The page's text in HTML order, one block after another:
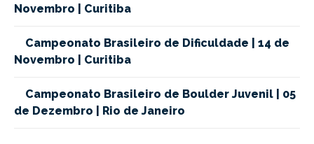
Novembro | Curitiba
Campeonato Brasileiro de Dificuldade | 14 de
Novembro | Curitiba
Campeonato Brasileiro de Boulder Juvenil | 05
de Dezembro | Rio de Janeiro